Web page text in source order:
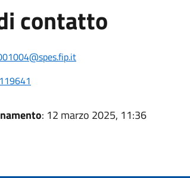
contatto
: 12 marzo 2025, 11:36